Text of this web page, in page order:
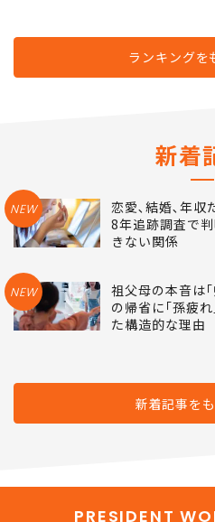
ランキングを
新着
NEW
恋愛､結婚､年
8年追跡調査で
きない関係
NEW
祖父母の本音は
の帰省に｢孫疲
た構造的な理由
新着記事を
PRESIDENT